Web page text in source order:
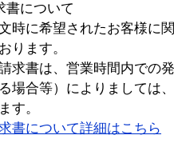
書について
時に希望されたお客様に
ります。
求書は、営業時間内での
場合等）によりましては
す。
書について詳細はこちら